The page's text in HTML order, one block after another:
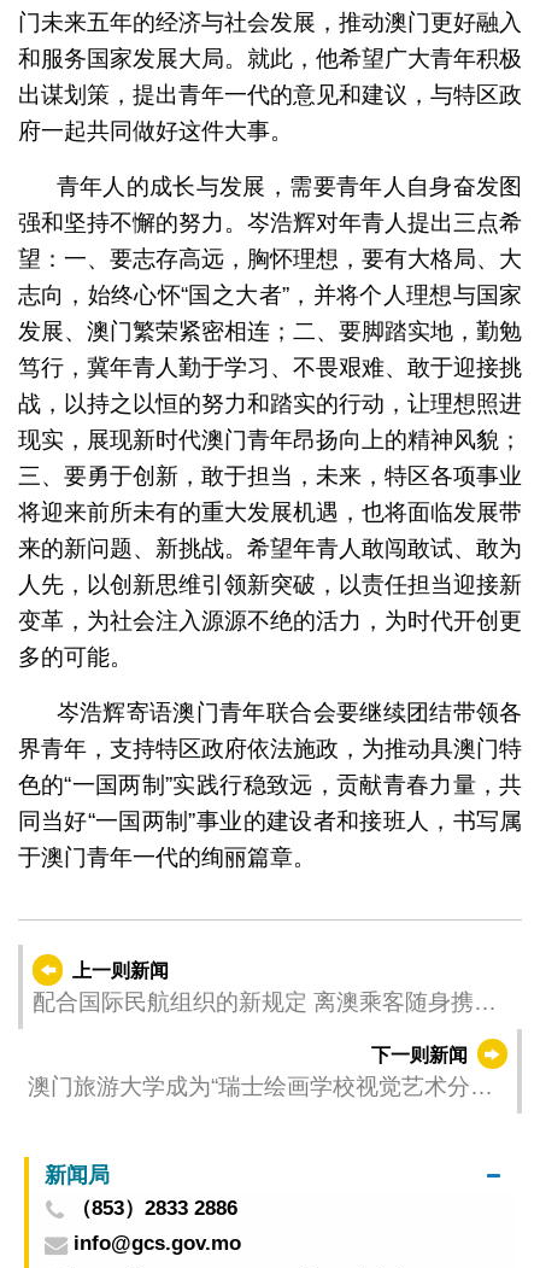
门未来五年的经济与社会发展，推动澳门更好融入
和服务国家发展大局。就此，他希望广大青年积极
出谋划策，提出青年一代的意见和建议，与特区政
府一起共同做好这件大事。
青年人的成长与发展，需要青年人自身奋发图
强和坚持不懈的努力。岑浩辉对年青人提出三点希
望：一、要志存高远，胸怀理想，要有大格局、大
志向，始终心怀“国之大者”，并将个人理想与国家
发展、澳门繁荣紧密相连；二、要脚踏实地，勤勉
笃行，冀年青人勤于学习、不畏艰难、敢于迎接挑
战，以持之以恒的努力和踏实的行动，让理想照进
现实，展现新时代澳门青年昂扬向上的精神风貌；
三、要勇于创新，敢于担当，未来，特区各项事业
将迎来前所未有的重大发展机遇，也将面临发展带
来的新问题、新挑战。希望年青人敢闯敢试、敢为
人先，以创新思维引领新突破，以责任担当迎接新
变革，为社会注入源源不绝的活力，为时代开创更
多的可能。
岑浩辉寄语澳门青年联合会要继续团结带领各
界青年，支持特区政府依法施政，为推动具澳门特
色的“一国两制”实践行稳致远，贡献青春力量，共
同当好“一国两制”事业的建设者和接班人，书写属
于澳门青年一代的绚丽篇章。
上一则新闻
配合国际民航组织的新规定 离澳乘客随身携最
下一则新闻
澳门旅游大学成为“瑞士绘画学校视觉艺术分级
中心 推动视觉艺术教育专业发展
新闻局
（853）2833 2886
info@gcs.gov.mo